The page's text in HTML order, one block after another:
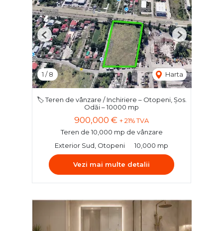
1 /8 Harta
Previous Next
🏷️ Teren de vânzare / Inchiriere – Otopeni, Șos.
Odăi – 10000 mp
900,000 € + 21% TVA
Teren de 10,000 mp de vânzare
Exterior Sud, Otopeni
10,000 mp
Vezi mai multe detalii